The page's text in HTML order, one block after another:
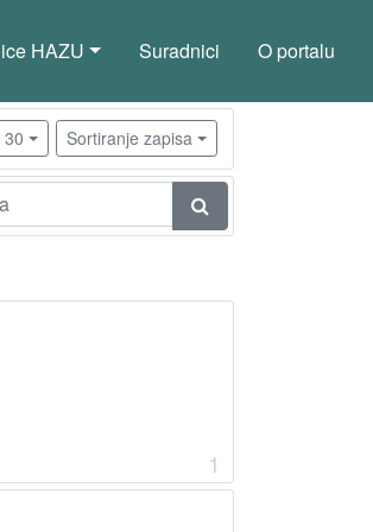
HAZU Suradnici O portalu
30 Sortiranje zapisa
1